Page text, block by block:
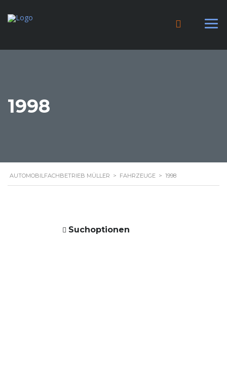
1998
AUTOMOBILFACHBETRIEB MÜLLER > FAHRZEUGE > 1998
Suchoptionen